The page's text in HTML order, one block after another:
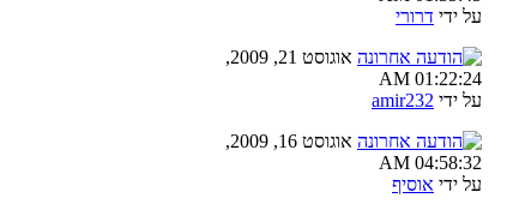
על ידי דרורי
אוגוסט 21, 2009,
01:22:24 AM
על ידי amir232
אוגוסט 16, 2009,
04:58:32 AM
על ידי אוסיף